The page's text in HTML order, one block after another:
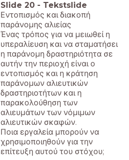
Slide 20 - Tekstslide
Εντοπισμός και διακοπή
παράνομης αλιείας
Ένας τρόπος για να μειωθεί η
υπεραλίευση και να σταματήσει
η παράνομη δραστηριότητα σε
αυτήν την περιοχή είναι ο
εντοπισμός και η κράτηση
παράνομων αλιευτικών
δραστηριοτήτων και η
παρακολούθηση των
αλιευμάτων των νόμιμων
αλιευτικών σκαφών.
Ποια εργαλεία μπορούν να
χρησιμοποιηθούν για την
επίτευξη αυτού του στόχου;